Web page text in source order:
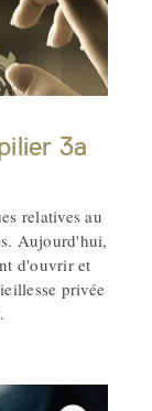
3a
relatives au
Aujourd'hui,
d'ouvrir et
privée